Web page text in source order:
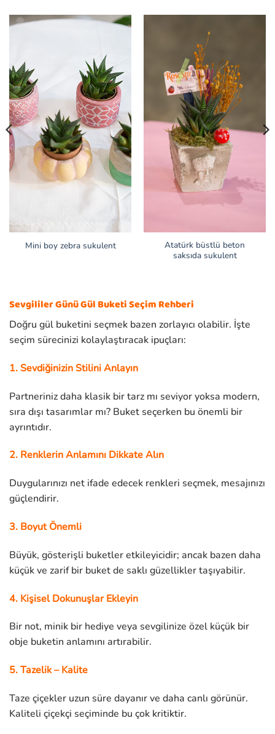
Mini boy zebra sukulent
Atatürk büstlü beton
saksıda sukulent
Sevgililer Günü Gül Buketi Seçim Rehberi
Doğru gül buketini seçmek bazen zorlayıcı olabilir. İşte
seçim sürecinizi kolaylaştıracak ipuçları:
1. Sevdiğinizin Stilini Anlayın
Partneriniz daha klasik bir tarz mı seviyor yoksa modern,
sıra dışı tasarımlar mı? Buket seçerken bu önemli bir
ayrıntıdır.
2. Renklerin Anlamını Dikkate Alın
Duygularınızı net ifade edecek renkleri seçmek, mesajınızı
güçlendirir.
3. Boyut Önemli
Büyük, gösterişli buketler etkileyicidir; ancak bazen daha
küçük ve zarif bir buket de saklı güzellikler taşıyabilir.
4. Kişisel Dokunuşlar Ekleyin
Bir not, minik bir hediye veya sevgilinize özel küçük bir
obje buketin anlamını artırabilir.
5. Tazelik – Kalite
Taze çiçekler uzun süre dayanır ve daha canlı görünür.
Kaliteli çiçekçi seçiminde bu çok kritiktir.